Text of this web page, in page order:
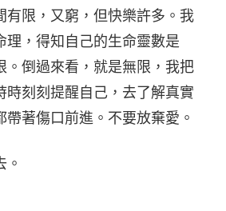
有限，又窮，但快樂許多。我
理，得知自己的生命靈數是
。倒過來看，就是無限，我把
時刻刻提醒自己，去了解真實
帶著傷口前進。不要放棄愛。